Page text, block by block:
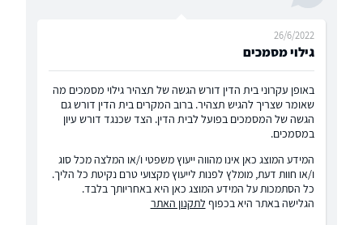
גילוי מסמכים
26/6/2022
באופן עקרוני בית הדין דורש הגשה של תצהיר גילוי מסמכים מה
שאומר שצריך להגיש תצהיר. ברוב המקרים בית הדין דורש גם
הגשה של המסמכים בפועל לבית הדין. הצד שכנגד דורש עיון
במסמכים.
המידע המוצג כאן אינו מהווה ייעוץ משפטי ו/או המלצה מכל סוג
ו/או חוות דעת, מומלץ לפנות לייעוץ מקצועי טרם נקיטת כל הליך.
כל הסתמכות על המידע המוצג כאן היא באחריותך בלבד.
הגלישה באתר היא בכפוף לתקנון האתר